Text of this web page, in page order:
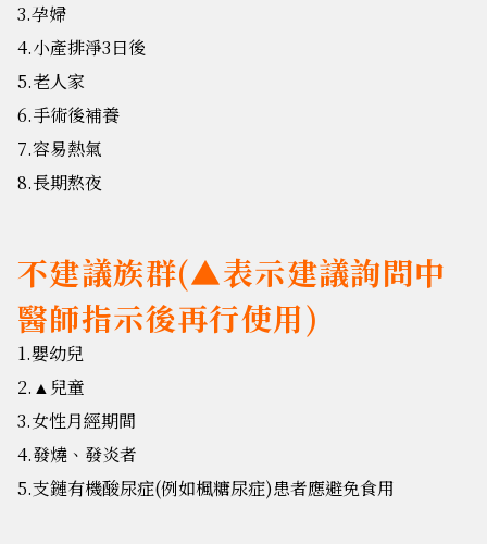
3.孕婦
4.小產排淨3日後
5.老人家
6.手術後補養
7.容易熱氣
8.長期熬夜
不建議族群(▲表示建議詢問中
醫師指示後再行使用)
1.嬰幼兒
2. ▲ 兒童
3.女性月經期間
4.發燒、發炎者
5.支鏈有機酸尿症(例如楓糖尿症)患者應避免食用